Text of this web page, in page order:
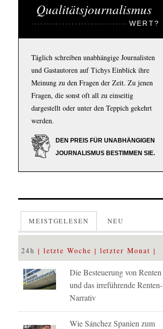
Qualitätsjournalismus
WERT?
Täglich schreiben unabhängige Journalisten
und Gastautoren auf Tichys Einblick ihre
Meinung zu den Fragen der Zeit. Zu jenen
Fragen, die sonst oft all zu einseitig
dargestellt oder unter den Teppich gekehrt
werden.
DEN PREIS FÜR UNABHÄNGIGEN
JOURNALISMUS BESTIMMEN SIE.
MEISTGELESEN NEU
24h letzte Woche letzter Monat
Die Besteuerung von Renten
und das irreführende Renten-
Narrativ
Wie Sánchez Spanien zum